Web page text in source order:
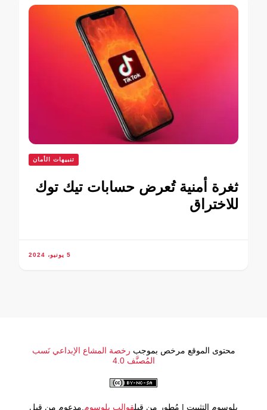
تنبيهات الأمان
ثغرة أمنية تُعرض حسابات تيك توك
للاختراق
5 يونيو، 2024
محتوى الموقع مرخص بموجب رخصة المشاع الإبداعي نَسب
المُصنَّف 4.0
بلوسوم التثبيت | مُطور من قِبلقوالب بلوسوم.مدعوم من قِبل